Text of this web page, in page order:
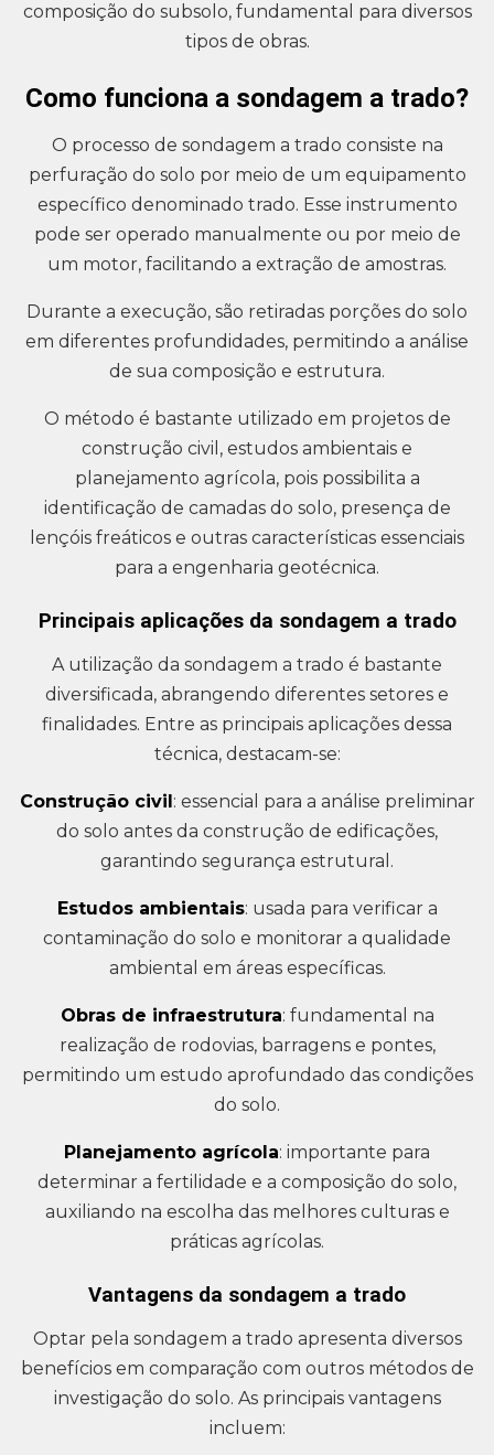
composição do subsolo, fundamental para diversos
tipos de obras.
Como funciona a sondagem a trado?
O processo de sondagem a trado consiste na
perfuração do solo por meio de um equipamento
específico denominado trado. Esse instrumento
pode ser operado manualmente ou por meio de
um motor, facilitando a extração de amostras.
Durante a execução, são retiradas porções do solo
em diferentes profundidades, permitindo a análise
de sua composição e estrutura.
O método é bastante utilizado em projetos de
construção civil, estudos ambientais e
planejamento agrícola, pois possibilita a
identificação de camadas do solo, presença de
lençóis freáticos e outras características essenciais
para a engenharia geotécnica.
Principais aplicações da sondagem a trado
A utilização da sondagem a trado é bastante
diversificada, abrangendo diferentes setores e
finalidades. Entre as principais aplicações dessa
técnica, destacam-se:
Construção civil: essencial para a análise preliminar
do solo antes da construção de edificações,
garantindo segurança estrutural.
Estudos ambientais: usada para verificar a
contaminação do solo e monitorar a qualidade
ambiental em áreas específicas.
Obras de infraestrutura: fundamental na
realização de rodovias, barragens e pontes,
permitindo um estudo aprofundado das condições
do solo.
Planejamento agrícola: importante para
determinar a fertilidade e a composição do solo,
auxiliando na escolha das melhores culturas e
práticas agrícolas.
Vantagens da sondagem a trado
Optar pela sondagem a trado apresenta diversos
benefícios em comparação com outros métodos de
investigação do solo. As principais vantagens
incluem: